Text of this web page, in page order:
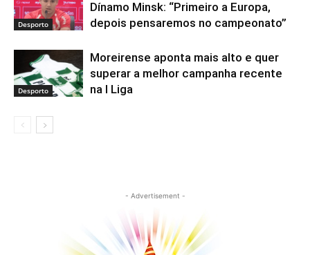
Desporto
Dínamo Minsk: “Primeiro a Europa,
depois pensaremos no campeonato”
Desporto
Moreirense aponta mais alto e quer
superar a melhor campanha recente
na I Liga
- Advertisement -